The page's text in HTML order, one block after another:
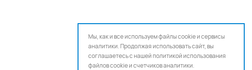
Мы, как и все используем файлы cookie и сервисы
аналитики. Продолжая использовать сайт, вы
соглашаетесь с нашейполитикой использования
файлов cookie и счетчиков аналитики.